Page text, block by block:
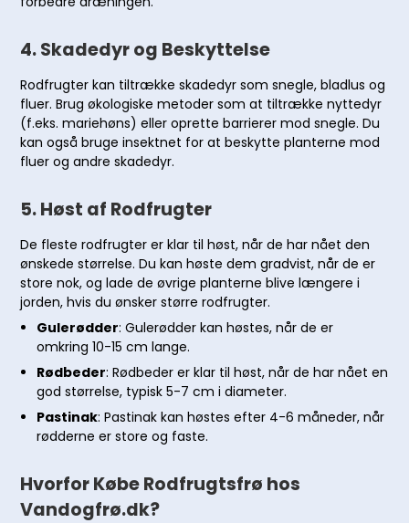
4.Skadedyr og Beskyttelse
Rodfrugter kan tiltrække skadedyr som snegle, bladlus og
fluer. Brug økologiske metoder som at tiltrække nyttedyr
(f.eks. mariehøns) eller oprette barrierer mod snegle. Du
kan også bruge insektnet for at beskytte planterne mod
fluer og andre skadedyr.
5.Høst af Rodfrugter
De fleste rodfrugter er klar til høst, når de har nået den
ønskede størrelse. Du kan høste dem gradvist, når de er
store nok, og lade de øvrige planterne blive længere i
jorden, hvis du ønsker større rodfrugter.
Gulerødder: Gulerødder kan høstes, når de er
omkring 10-15 cm lange.
Rødbeder: Rødbeder er klar til høst, når de har nået en
god størrelse, typisk 5-7 cm i diameter.
Pastinak: Pastinak kan høstes efter 4-6 måneder, når
rødderne er store og faste.
Hvorfor Købe Rodfrugtsfrø hos
Vandogfrø.dk?